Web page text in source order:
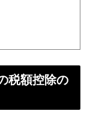
税額控除の